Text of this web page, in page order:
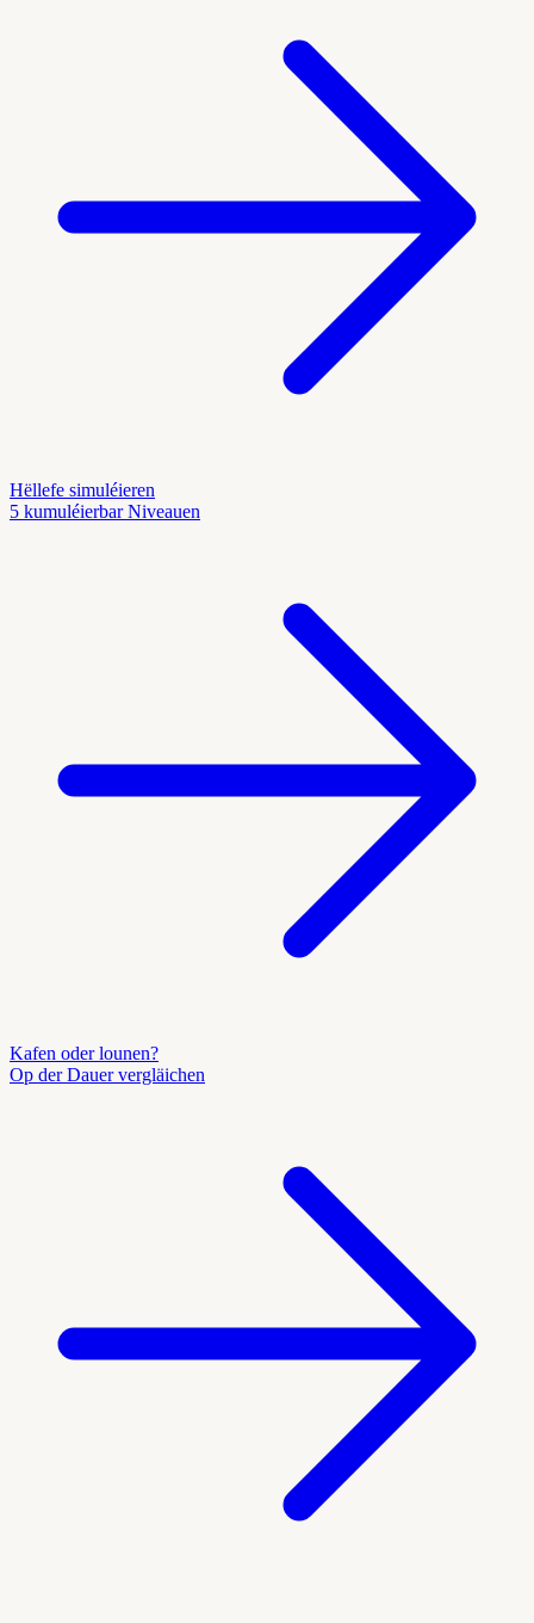
Hëllefe simuléieren
5 kumuléierbar Niveauen
Kafen oder lounen?
Op der Dauer vergläichen